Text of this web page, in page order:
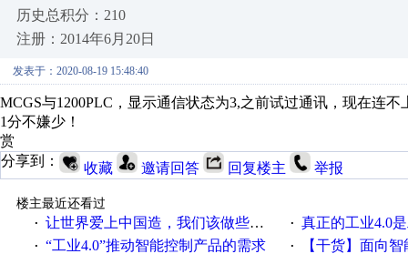
历史总积分：210
注册：2014年6月20日
发表于：2020-08-19 15:48:40
MCGS与1200PLC，显示通信状态为3,之前试过通讯，现在连不
1分不嫌少！
赏
分享到：
收藏 邀请回答 回复楼主 举报
楼主最近还看过
· 让世界爱上中国造，我们该做些什么 · 真正的工业4.0
· “工业4.0”推动智能控制产品的需求 · 【干货】面向